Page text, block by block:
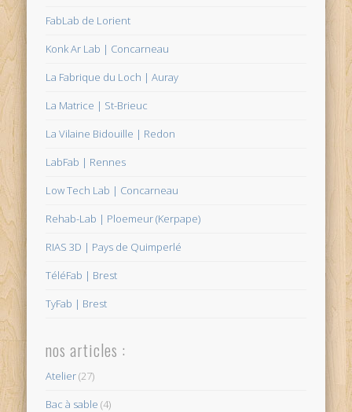
FabLab de Lorient
Konk Ar Lab | Concarneau
La Fabrique du Loch | Auray
La Matrice | St-Brieuc
La Vilaine Bidouille | Redon
LabFab | Rennes
Low Tech Lab | Concarneau
Rehab-Lab | Ploemeur (Kerpape)
RIAS 3D | Pays de Quimperlé
TéléFab | Brest
TyFab | Brest
nos articles :
Atelier(27)
Bac à sable (4)